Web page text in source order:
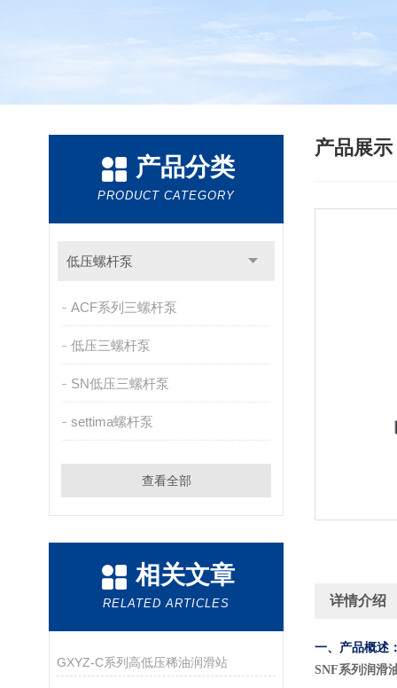
产品分类
PRODUCT CATEGORY
低压螺杆泵
ACF系列三螺杆泵
低压三螺杆泵
SN低压三螺杆泵
settima螺杆泵
查看全部
相关文章
RELATED ARTICLES
GXYZ-C系列高低压稀油润滑站
产品展示
详情介绍
一、产品概述
SNF系列润滑